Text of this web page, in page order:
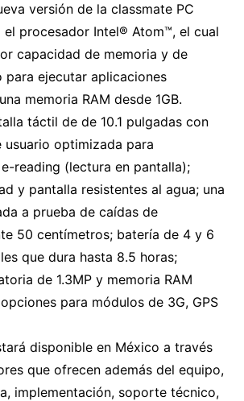
versión de la classmate PC
procesador Intel® Atom™, el cual
capacidad de memoria y de
para ejecutar aplicaciones
memoria RAM desde 1GB.
táctil de de 10.1 pulgadas con
usuario optimizada para
reading (lectura en pantalla);
y pantalla resistentes al agua; una
a prueba de caídas de
50 centímetros; batería de 4 y 6
que dura hasta 8.5 horas;
de 1.3MP y memoria RAM
para módulos de 3G, GPS
disponible en México a través
que ofrecen además del equipo,
implementación, soporte técnico,